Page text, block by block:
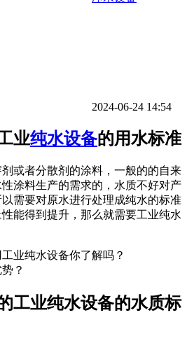
2024-06-24 14:54
业纯水设备的用水标准
或者分散剂的涂料，一般的的自来
涂料生产的需求的，水质不好对产
需要对原水进行处理成纯水的标准
能得到提升，那么就需要工业纯水
工业纯水设备的水质标